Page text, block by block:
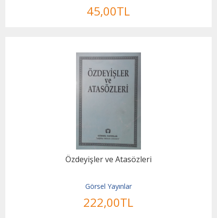
45,00TL
Özdeyişler ve Atasözleri
Görsel Yayınlar
222,00TL